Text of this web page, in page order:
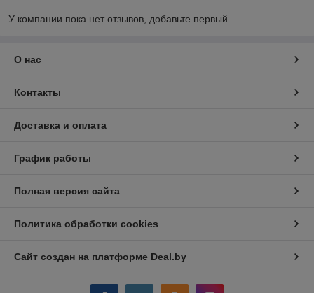
У компании пока нет отзывов, добавьте первый
О нас
Контакты
Доставка и оплата
График работы
Полная версия сайта
Политика обработки cookies
Сайт создан на платформе Deal.by